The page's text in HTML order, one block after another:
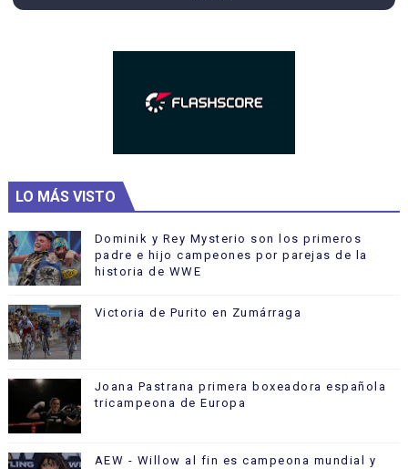
LO MÁS VISTO
Dominik y Rey Mysterio son los primeros
padre e hijo campeones por parejas de la
historia de WWE
Victoria de Purito en Zumárraga
Joana Pastrana primera boxeadora española
tricampeona de Europa
AEW - Willow al fin es campeona mundial y